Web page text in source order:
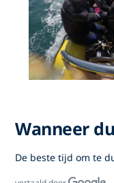
Wanneer
De beste tijd om te